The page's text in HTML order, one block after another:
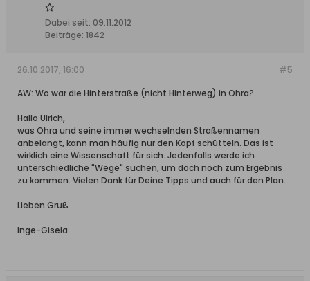
Dabei seit: 09.11.2012
Beiträge: 1842
#5
26.10.2017, 16:00
AW: Wo war die Hinterstraße (nicht Hinterweg) in Ohra?
Hallo Ulrich,
was Ohra und seine immer wechselnden Straßennamen
anbelangt, kann man häufig nur den Kopf schütteln. Das ist
wirklich eine Wissenschaft für sich. Jedenfalls werde ich
unterschiedliche "Wege" suchen, um doch noch zum Ergebnis
zu kommen. Vielen Dank für Deine Tipps und auch für den Plan.
Lieben Gruß
Inge-Gisela